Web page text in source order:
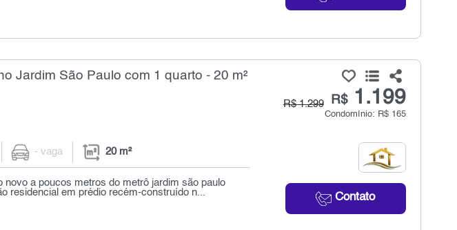
Jardim São Paulo com 1 quarto - 20 m²
R$1.199
R$ 1.299
Condomínio: R$ 165
Contato
- vaga 20 m²
novo a poucos metros do metrô jardim são paulo
residencial em prédio recém-construído n...